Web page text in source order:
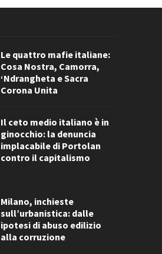
Le quattro mafie italiane:
Cosa Nostra, Camorra,
‘Ndrangheta e Sacra
Corona Unita
Il ceto medio italiano è in
ginocchio: la denuncia
implacabile di Portolan
contro il capitalismo
Milano, inchieste
sull’urbanistica: dalle
ipotesi di abuso edilizio
alla corruzione